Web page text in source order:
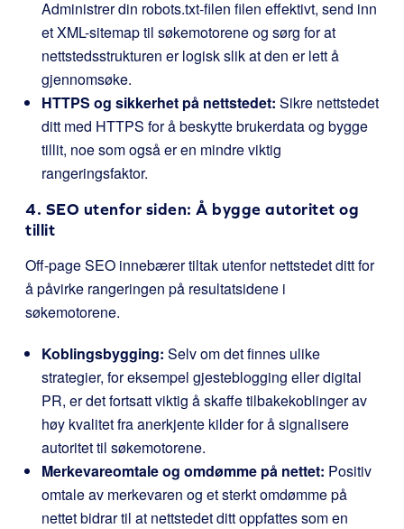
Administrer din robots.txt-filen filen effektivt, send inn
et XML-sitemap til søkemotorene og sørg for at
nettstedsstrukturen er logisk slik at den er lett å
gjennomsøke.
HTTPS og sikkerhet på nettstedet: Sikre nettstedet
ditt med HTTPS for å beskytte brukerdata og bygge
tillit, noe som også er en mindre viktig
rangeringsfaktor.
4. SEO utenfor siden: Å bygge autoritet og
tillit
Off-page SEO innebærer tiltak utenfor nettstedet ditt for
å påvirke rangeringen på resultatsidene i
søkemotorene.
Koblingsbygging: Selv om det finnes ulike
strategier, for eksempel gjesteblogging eller digital
PR, er det fortsatt viktig å skaffe tilbakekoblinger av
høy kvalitet fra anerkjente kilder for å signalisere
autoritet til søkemotorene.
Merkevareomtale og omdømme på nettet: Positiv
omtale av merkevaren og et sterkt omdømme på
nettet bidrar til at nettstedet ditt oppfattes som en